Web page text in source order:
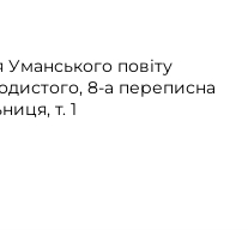
повіту
8-а переписна
т. 1